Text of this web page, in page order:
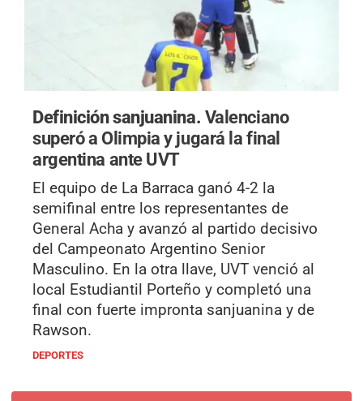
Definición sanjuanina. Valenciano
superó a Olimpia y jugará la final
argentina ante UVT
El equipo de La Barraca ganó 4-2 la
semifinal entre los representantes de
General Acha y avanzó al partido decisivo
del Campeonato Argentino Senior
Masculino. En la otra llave, UVT venció al
local Estudiantil Porteño y completó una
final con fuerte impronta sanjuanina y de
Rawson.
DEPORTES